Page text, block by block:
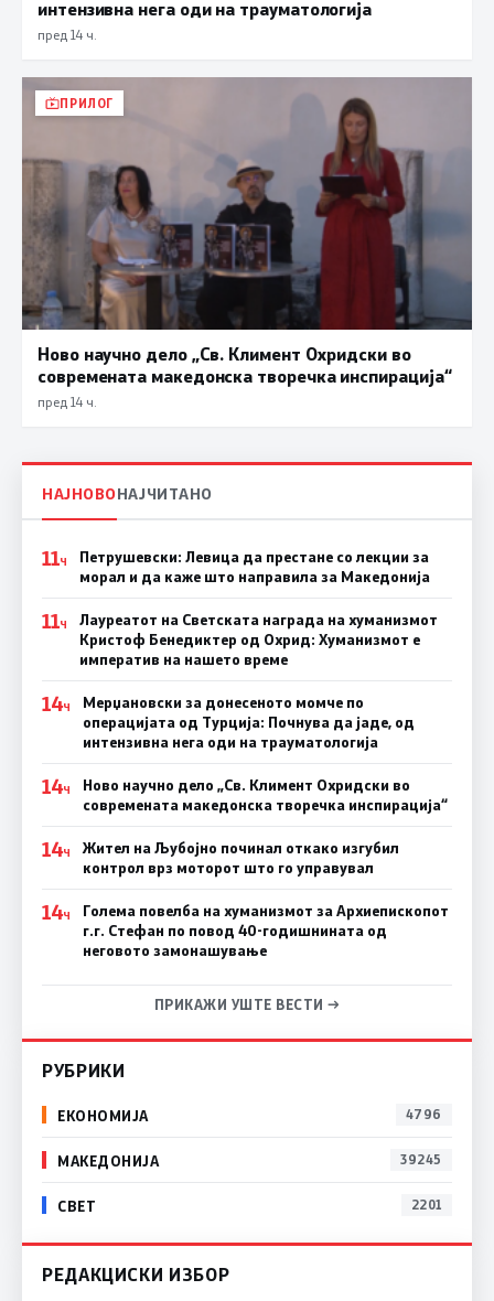
интензивна нега оди на трауматологија
пред 14 ч.
ПРИЛОГ
Ново научно дело „Св. Климент Охридски во
современата македонска творечка инспирација“
пред 14 ч.
НАЈНОВОНАЈЧИТАНО
11Ч
Петрушевски: Левица да престане со лекции за
морал и да каже што направила за Македонија
11Ч
Лауреатот на Светската награда на хуманизмот
Кристоф Бенедиктер од Охрид: Хуманизмот е
императив на нашето време
14Ч
Мерџановски за донесеното момче по
операцијата од Турција: Почнува да јаде, од
интензивна нега оди на трауматологија
14Ч
Ново научно дело „Св. Климент Охридски во
современата македонска творечка инспирација“
14Ч
Жител на Љубојно починал откако изгубил
контрол врз моторот што го управувал
14Ч
Голема повелба на хуманизмот за Архиепископот
г.г. Стефан по повод 40-годишнината од
неговото замонашување
ПРИКАЖИ УШТЕ ВЕСТИ →
РУБРИКИ
ЕКОНОМИЈА 4796
МАКЕДОНИЈА 39245
СВЕТ 2201
РЕДАКЦИСКИ ИЗБОР